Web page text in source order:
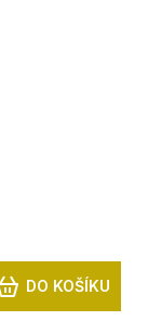
DO KOŠÍKU